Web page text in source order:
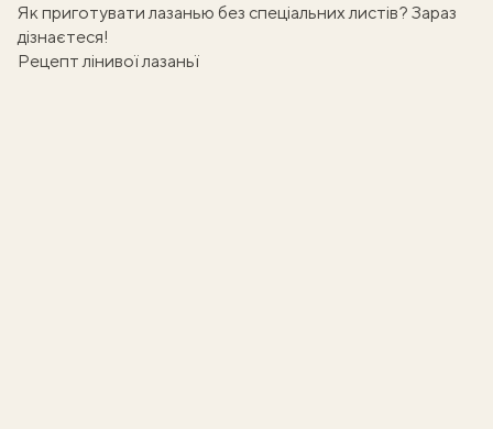
Як приготувати лазанью без спеціальних листів? Зараз
дізнаєтеся!
Рецепт лінивої лазаньї